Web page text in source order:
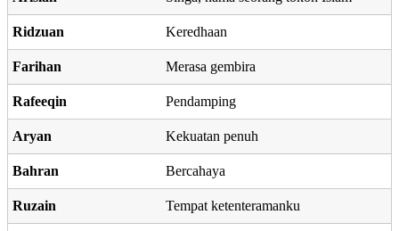
Ridzuan Keredhaan
Farihan Merasa gembira
Rafeeqin Pendamping
Aryan Kekuatan penuh
Bahran Bercahaya
Ruzain Tempat ketenteramanku